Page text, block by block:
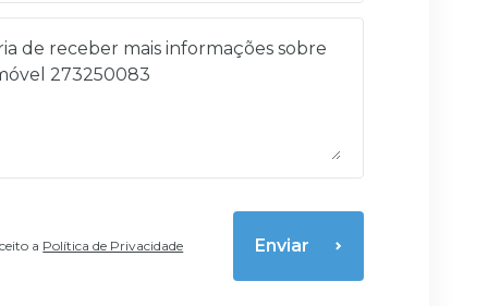
a Política de Privacidade Enviar